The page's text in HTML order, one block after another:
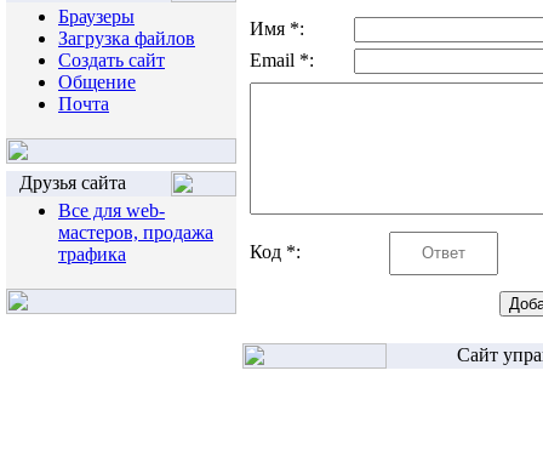
Браузеры
Загрузка файлов
Создать сайт
Общение
Почта
Друзья сайта
Все для web-
мастеров, продажа
трафика
Имя *:
Email *:
Код *:
Сайт